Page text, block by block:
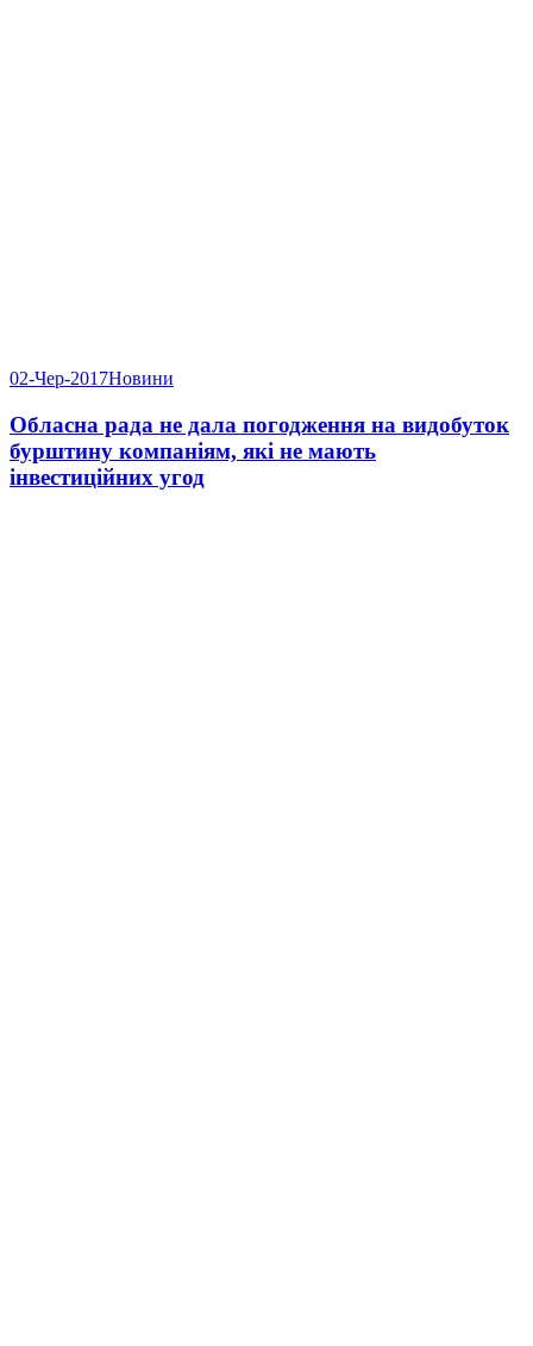
02-Чер-2017Новини
Обласна рада не дала погодження на видобуток
бурштину компаніям, які не мають
інвестиційних угод